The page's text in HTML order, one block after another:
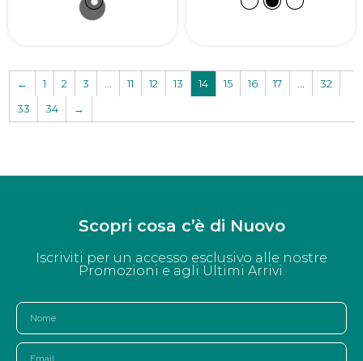
← 1 2 3 11 12 13 14 15 16 17
32
33
34 →
Scopri cosa c’è di Nuovo
Iscriviti per un accesso esclusivo alle nostre
Promozioni e agli Ultimi Arrivi.